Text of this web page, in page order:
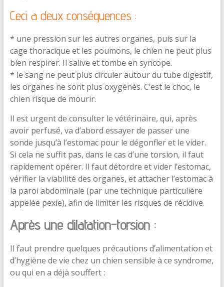
Ceci a deux conséquences :
* une pression sur les autres organes, puis sur la
cage thoracique et les poumons, le chien ne peut plus
bien respirer. Il salive et tombe en syncope.
* le sang ne peut plus circuler autour du tube digestif,
les organes ne sont plus oxygénés. C’est le choc, le
chien risque de mourir.
Il est urgent de consulter le vétérinaire, qui, après
avoir perfusé, va d’abord essayer de passer une
sonde jusqu’à l’estomac pour le dégonfler et le vider.
Si cela ne suffit pas, dans le cas d’une torsion, il faut
rapidement opérer. Il faut détordre et vider l’estomac,
vérifier la viabilité des organes, et attacher l’estomac à
la paroi abdominale (par une technique particulière
appelée pexie), afin de limiter les risques de récidive.
Après une dilatation-torsion :
Il faut prendre quelques précautions d’alimentation et
d’hygiène de vie chez un chien sensible à ce syndrome,
ou qui en a déjà souffert :